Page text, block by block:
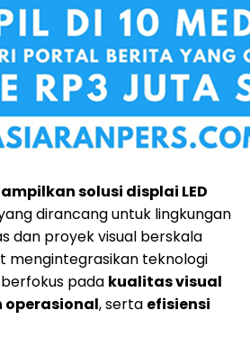
solusi displai LED
dirancang untuk lingkungan
dan proyek visual berskala
mengintegrasikan teknologi
pada kualitas visual
operasional, serta efisiensi